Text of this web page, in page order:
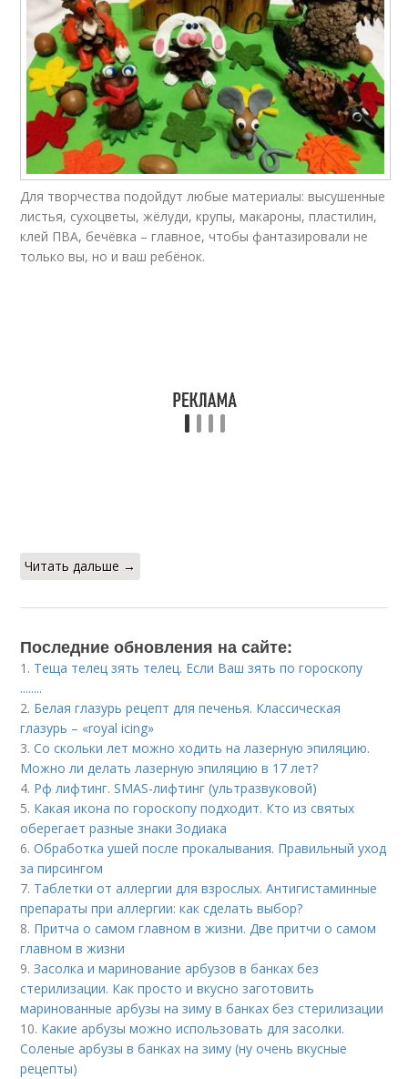
Для творчества подойдут любые материалы: высушенные
листья, сухоцветы, жёлуди, крупы, макароны, пластилин,
клей ПВА, бечёвка – главное, чтобы фантазировали не
только вы, но и ваш ребёнок.
Читать дальше →
Последние обновления на сайте:
1. Теща телец зять телец. Если Ваш зять по гороскопу
........
2. Белая глазурь рецепт для печенья. Классическая
глазурь – «royal icing»
3.Со скольки лет можно ходить на лазерную эпиляцию.
Можно ли делать лазерную эпиляцию в 17 лет?
4. Рф лифтинг. SMAS-лифтинг (ультразвуковой)
5. Какая икона по гороскопу подходит. Кто из святых
оберегает разные знаки Зодиака
6.Обработка ушей после прокалывания. Правильный уход
за пирсингом
7. Таблетки от аллергии для взрослых. Антигистаминные
препараты при аллергии: как сделать выбор?
8. Притча о самом главном в жизни. Две притчи о самом
главном в жизни
9.Засолка и маринование арбузов в банках без
стерилизации. Как просто и вкусно заготовить
маринованные арбузы на зиму в банках без стерилизации
10. Какие арбузы можно использовать для засолки.
Соленые арбузы в банках на зиму (ну очень вкусные
рецепты)